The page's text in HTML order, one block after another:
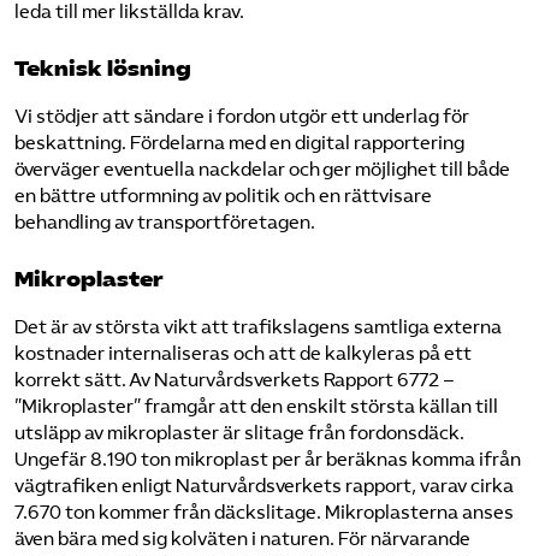
leda till mer likställda krav.
Teknisk lösning
Vi stödjer att sändare i fordon utgör ett underlag för
beskattning. Fördelarna med en digital rapportering
överväger eventuella nackdelar och ger möjlighet till både
en bättre utformning av politik och en rättvisare
behandling av transportföretagen.
Mikroplaster
Det är av största vikt att trafikslagens samtliga externa
kostnader internaliseras och att de kalkyleras på ett
korrekt sätt. Av Naturvårdsverkets Rapport 6772 –
”Mikroplaster” framgår att den enskilt största källan till
utsläpp av mikroplaster är slitage från fordonsdäck.
Ungefär 8.190 ton mikroplast per år beräknas komma ifrån
vägtrafiken enligt Naturvårdsverkets rapport, varav cirka
7.670 ton kommer från däckslitage. Mikroplasterna anses
även bära med sig kolväten i naturen. För närvarande